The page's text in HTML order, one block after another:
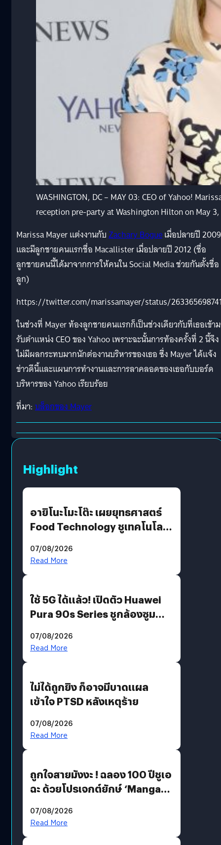
WASHINGTON, DC – MAY 03: CEO of Yahoo!
reception pre-party at Washington Hilton on May
Marissa Mayer แต่งงานกับZachary Bogueเมื่อปลายปี 2009
และมีลูกชายคนแรกชื่อ Macallister เมื่อปลายปี 2012 (ชื่อ
ลูกชายคนนี้ได้มาจากการให้คนใน Social Media ช่วยกันตั้งชื่อ
ลูก)
https://twitter.com/marissamayer/status/
ในช่วงที่ Mayer ท้องลูกชายคนแรกก็เป็นช่วงเดียวกับที่เธอเข้า
รับตำแหน่ง CEO ของ Yahoo เพราะฉะนั้นการท้องครั้งที่ 2 นี้จึง
ไม่มีผลกระทบมากนักต่องานบริหารของเธอ ซึ่ง Mayer ได้แจ้ง
ข่าวดีนี้และแผนการทำงานและการลาคลอดของเธอกับบอร์ด
บริหารของ Yahoo เรียบร้อย
ที่มา: บล็อกของ Mayer
Highlight
อายิโนะโมะโต๊ะ เผยยุทธศาสตร์
Food Technology ชูเทคโนโลยี
บริโภคและ B2B
07/08/2026
Read More
ใช้ 5G ได้แล้ว! เปิดตัว Huawei
Pura 90s Series ชูกล้องซูม
07/08/2026
Read More
ไม่ได้ถูกยิง ก็อาจมีบาดแผล
เข้าใจ PTSD หลังเหตุร้าย
07/08/2026
Read More
ถูกใจสายมังงะ ! ฉลอง 100 ปีชูเอ
ฉะ ด้วยโปรเจกต์ยักษ์ ‘Manga
มีภาษาไทยด้วย
07/08/2026
Read More